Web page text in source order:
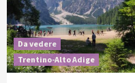
Da vedere
Trentino-Alto Adige